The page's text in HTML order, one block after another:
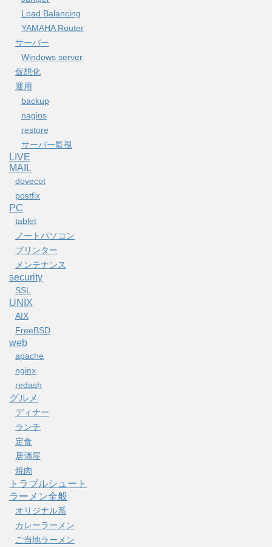
Load Balancing
YAMAHA Router
サーバー
Windows server
仮想化
運用
backup
nagios
restore
サーバー監視
LIVE
MAIL
dovecot
postfix
PC
tablet
ノートパソコン
プリンター
メンテナンス
security
SSL
UNIX
AIX
FreeBSD
web
apache
nginx
redash
グルメ
ディナー
ランチ
定食
居酒屋
焼肉
トラブルシュート
ラーメン全般
オリジナル系
カレーラーメン
ご当地ラーメン